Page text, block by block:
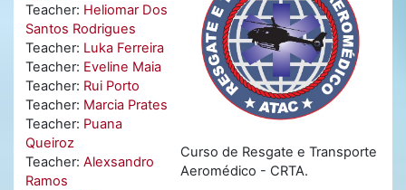
Curso de Resgate e Transporte
Aeromédico - CRTA.
Teacher: Heliomar Dos
Santos Rodrigues
Teacher: Luka Ferreira
Teacher: Eveline Maia
Teacher: Rui Porto
Teacher: Marcia Prates
Teacher: Puana
Queiroz
Teacher: Alexsandro
Ramos